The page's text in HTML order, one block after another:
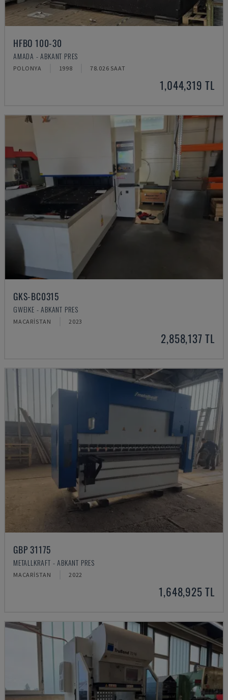
HFBO 100-30
AMADA - ABKANT PRES
POLONYA 1998 78.026 SAAT
1,044,319 TL
GKS-BC0315
GWEIKE - ABKANT PRES
MACARISTAN 2023
2,858,137 TL
GBP 31175
METALLKRAFT - ABKANT PRES
MACARISTAN 2022
1,648,925 TL